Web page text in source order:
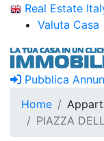
Real Estate
Valuta Casa
Pubblica
Home
PIAZZA